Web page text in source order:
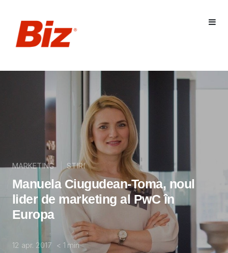
MARKETING STIRI
Manuela Ciugudean-Toma, noul
lider de marketing al PwC în
Europa
12 apr. 2017 < 1 min